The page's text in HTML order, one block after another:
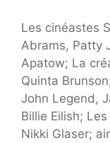
Les cinéastes
Abrams, Patty
Apatow; La
Quinta
John Legend,
Billie Eilish;
Nikki Glaser;